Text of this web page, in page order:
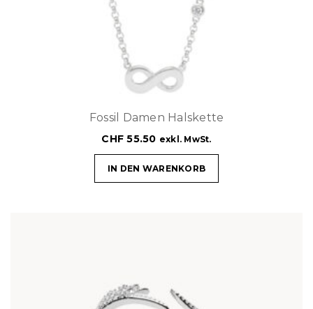
Fossil Damen Halskette
CHF 55.50 exkl. MwSt.
IN DEN WARENKORB